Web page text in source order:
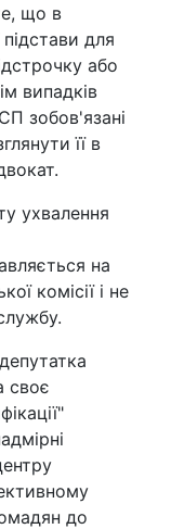
що в
для
або
випадків
зобов'язані
її в
ухвалення
на
комісії і не
своє
до